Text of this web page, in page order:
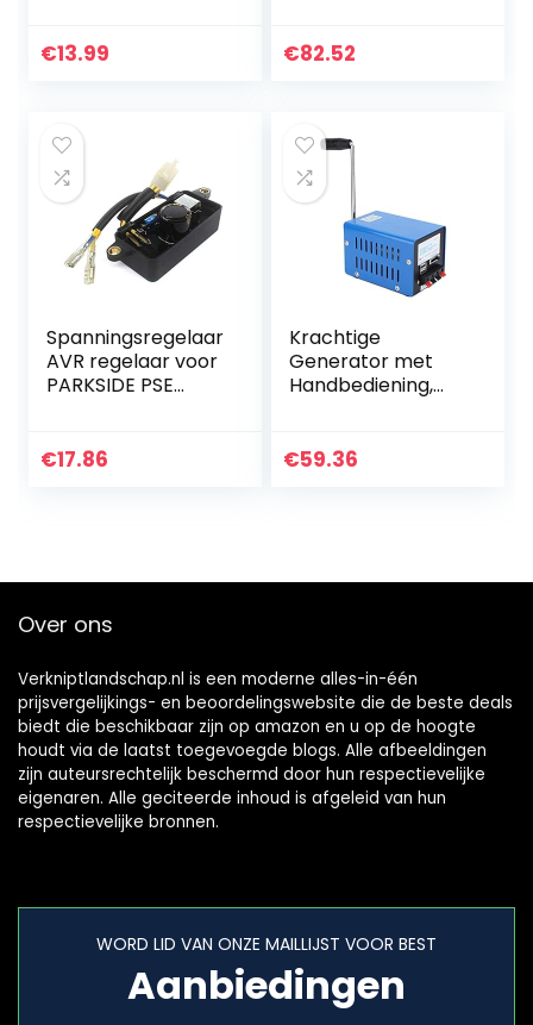
€13.99 €82.52
Spanningsregelaar
AVR regelaar voor
PARKSIDE PSE
stroomgenerator
€17.86
Krachtige
Generator met
Handbediening,
Mobiele Stroom,
€59.36
Over ons
Verkniptlandschap.nl is een moderne alles-in-één
prijsvergelijkings- en beoordelingswebsite die de beste deals
biedt die beschikbaar zijn op amazon en u op de hoogte
houdt via de laatst toegevoegde blogs. Alle afbeeldingen
zijn auteursrechtelijk beschermd door hun respectievelijke
eigenaren. Alle geciteerde inhoud is afgeleid van hun
respectievelijke bronnen.
WORD LID VAN ONZE MAILLIJST VOOR BEST
Aanbiedingen